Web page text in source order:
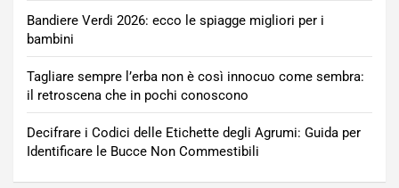
Bandiere Verdi 2026: ecco le spiagge migliori per i
bambini
Tagliare sempre l’erba non è così innocuo come sembra:
il retroscena che in pochi conoscono
Decifrare i Codici delle Etichette degli Agrumi: Guida per
Identificare le Bucce Non Commestibili